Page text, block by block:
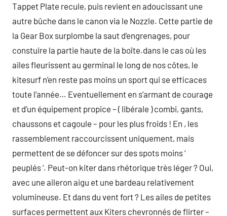
Tappet Plate recule, puis revient en adoucissant une
autre bûche dans le canon via le Nozzle. Cette partie de
la Gear Box surplombe la saut d’engrenages, pour
constuire la partie haute de la boîte.dans le cas où les
ailes fleurissent au germinal le long de nos côtes, le
kitesurf n’en reste pas moins un sport qui se efficaces
toute l’année… Eventuellement en s’armant de courage
et d’un équipement propice – ( libérale ) combi, gants,
chaussons et cagoule – pour les plus froids ! En , les
rassemblement raccourcissent uniquement, mais
permettent de se défoncer sur des spots moins ‘
peuplés ‘. Peut-on kiter dans rhétorique très léger ? Oui,
avec une aileron aigu et une bardeau relativement
volumineuse. Et dans du vent fort ? Les ailes de petites
surfaces permettent aux Kiters chevronnés de flirter –